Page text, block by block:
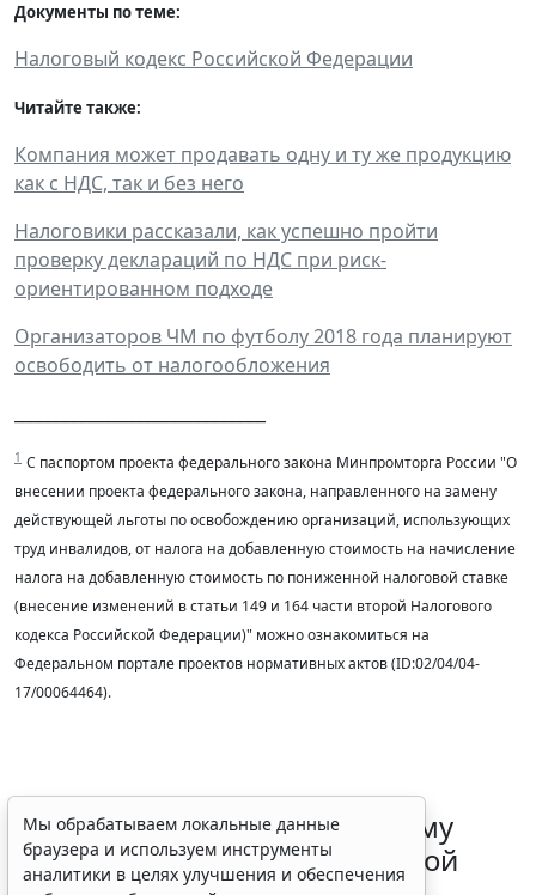
Документы по теме:
Налоговый кодекс Российской Федерации
Читайте также:
Компания может продавать одну и ту же продукцию
как с НДС, так и без него
Налоговики рассказали, как успешно пройти
проверку деклараций по НДС при риск-
ориентированном подходе
Организаторов ЧМ по футболу 2018 года планируют
освободить от налогообложения
1 С паспортом проекта федерального закона Минпромторга России "О
внесении проекта федерального закона, направленного на замену
действующей льготы по освобождению организаций, использующих
труд инвалидов, от налога на добавленную стоимость на начисление
налога на добавленную стоимость по пониженной налоговой ставке
(внесение изменений в статьи 149 и 164 части второй Налогового
кодекса Российской Федерации)" можно ознакомиться на
Федеральном портале проектов нормативных актов (ID:02/04/04-
17/00064464).
ФНС России рассказала малому
бизнесу о порядке упрощенной
Мы обрабатываем локальные данные
браузера и используем инструменты
аналитики в целях улучшения и обеспечения